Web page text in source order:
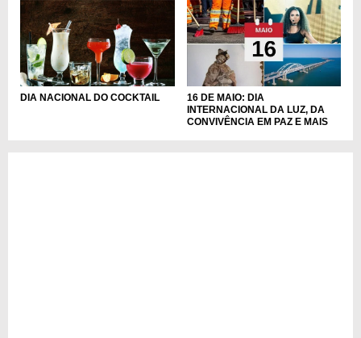
DIA NACIONAL DO COCKTAIL
16 DE MAIO: DIA
INTERNACIONAL DA LUZ, DA
CONVIVÊNCIA EM PAZ E MAIS